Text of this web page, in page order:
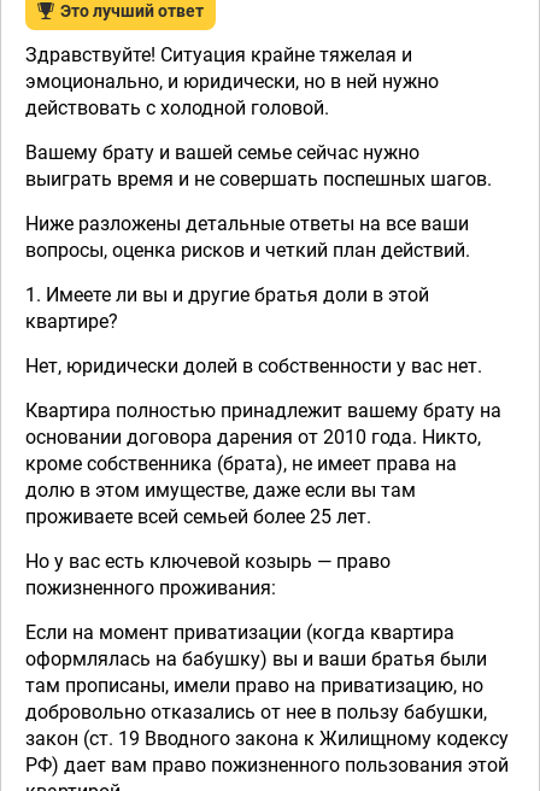
Это лучший ответ
Здравствуйте! Ситуация крайне тяжелая и
эмоционально, и юридически, но в ней нужно
действовать с холодной головой.
Вашему брату и вашей семье сейчас нужно
выиграть время и не совершать поспешных шагов.
Ниже разложены детальные ответы на все ваши
вопросы, оценка рисков и четкий план действий.
1. Имеете ли вы и другие братья доли в этой
квартире?
Нет, юридически долей в собственности у вас нет.
Квартира полностью принадлежит вашему брату на
основании договора дарения от 2010 года. Никто,
кроме собственника (брата), не имеет права на
долю в этом имуществе, даже если вы там
проживаете всей семьей более 25 лет.
Но у вас есть ключевой козырь — право
пожизненного проживания:
Если на момент приватизации (когда квартира
оформлялась на бабушку) вы и ваши братья были
там прописаны, имели право на приватизацию, но
добровольно отказались от нее в пользу бабушки,
закон (ст. 19 Вводного закона к Жилищному кодексу
РФ) дает вам право пожизненного пользования этой